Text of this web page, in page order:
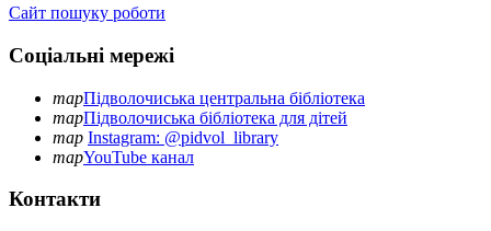
Сайт пошуку роботи
Соціальні мережі
mapПідволочиська центральна бібліотека
mapПідволочиська бібліотека для дітей
map Instagram: @pidvol_library
mapYouTube канал
Контакти